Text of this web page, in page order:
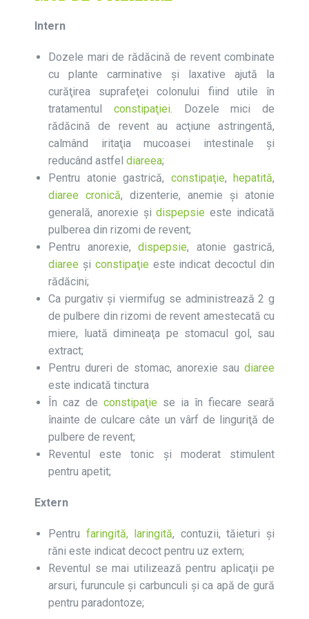
Intern
Dozele mari de rădăcină de revent combinate
cu plante carminative şi laxative ajută la
curăţirea suprafeţei colonului fiind utile în
tratamentul constipaţiei. Dozele mici de
rădăcină de revent au acţiune astringentă,
calmând iritaţia mucoasei intestinale și
reducând astfel diareea;
Pentru atonie gastrică, constipaţie, hepatită,
diaree cronică, dizenterie, anemie şi atonie
generală, anorexie șidispepsie este indicată
pulberea din rizomi de revent;
Pentru anorexie, dispepsie, atonie gastrică,
diaree și constipaţie este indicat decoctul din
rădăcini;
Ca purgativ şi viermifug se administrează 2 g
de pulbere din rizomi de revent amestecată cu
miere, luată dimineaţa pe stomacul gol, sau
extract;
Pentru dureri de stomac, anorexie sau diaree
este indicată tinctura
În caz de constipaţie se ia în fiecare seară
înainte de culcare câte un vârf de linguriţă de
pulbere de revent;
Reventul este tonic şi moderat stimulent
pentru apetit;
Extern
Pentru faringită, laringită, contuzii, tăieturi și
răni este indicat decoct pentru uz extern;
Reventul se mai utilizează pentru aplicaţii pe
arsuri, furuncule şi carbunculi şi ca apă de gură
pentru paradontoze;